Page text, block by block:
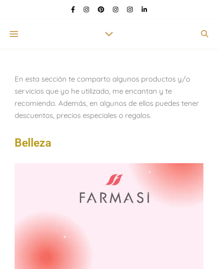
En esta sección te comparto algunos productos y/o
servicios que yo he utilizado, me encantan y te
recomiendo. Además, en algunos de ellos puedes tener
descuentos, precios especiales o regalos.
Belleza